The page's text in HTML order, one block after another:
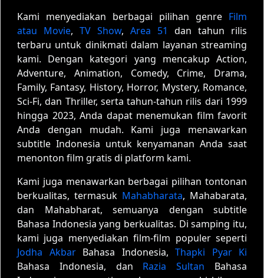
Kami menyediakan berbagai pilihan genre Film
atau Movie, TV Show, Area 51
dan tahun rilis
terbaru untuk dinikmati dalam layanan streaming
kami. Dengan kategori yang mencakup Action,
Adventure, Animation, Comedy, Crime, Drama,
Family, Fantasy, History, Horror, Mystery, Romance,
Sci-Fi, dan Thriller, serta tahun-tahun rilis dari 1999
hingga 2023, Anda dapat menemukan film favorit
Anda dengan mudah. Kami juga menawarkan
subtitle Indonesia untuk kenyamanan Anda saat
menonton film gratis di platform kami.
Kami juga menawarkan berbagai pilihan tontonan
berkualitas, termasuk Mahabharata, Mahabarata,
dan Mahabharat, semuanya dengan subtitle
Bahasa Indonesia yang berkualitas. Di samping itu,
kami juga menyediakan film-film populer seperti
Jodha AkbarBahasa Indonesia, Thapki Pyar Ki
Bahasa Indonesia, dan Razia Sultan Bahasa